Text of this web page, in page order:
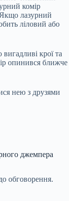
комір
Якщо лазурний
ліловий або
крої та
опинився ближче
нею з друзями
джемпера
обговорення.